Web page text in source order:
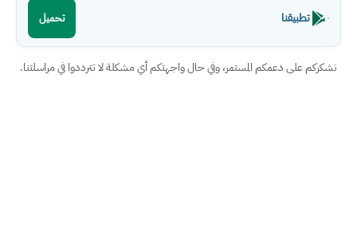
تطبيقنا تحميل
نشكركم على دعمكم المستمر، وفي حال واجهتكم أي مشكلة لا تترددوا في مراسلتنا.